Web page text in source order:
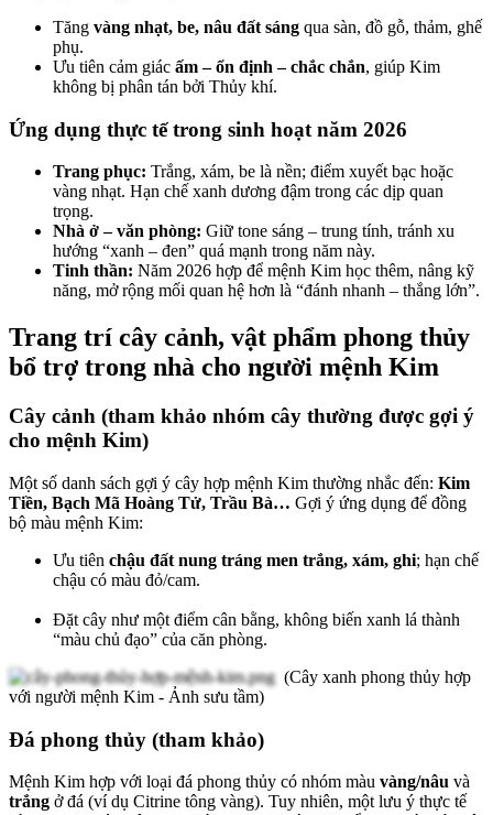
Tăng vàng nhạt, be, nâu đất sáng qua sàn, đồ gỗ, thảm, ghế
phụ.
Ưu tiên cảm giác ấm – ổn định – chắc chắn, giúp Kim
không bị phân tán bởi Thủy khí.
Ứng dụng thực tế trong sinh hoạt năm 2026
Trang phục: Trắng, xám, be là nền; điểm xuyết bạc hoặc
vàng nhạt. Hạn chế xanh dương đậm trong các dịp quan
trọng.
Nhà ở – văn phòng: Giữ tone sáng – trung tính, tránh xu
hướng “xanh – đen” quá mạnh trong năm này.
Tinh thần: Năm 2026 hợp để mệnh Kim học thêm, nâng kỹ
năng, mở rộng mối quan hệ hơn là “đánh nhanh – thắng lớn”.
Trang trí cây cảnh, vật phẩm phong thủy
bổ trợ trong nhà cho người mệnh Kim
Cây cảnh (tham khảo nhóm cây thường được gợi ý
cho mệnh Kim)
Một số danh sách gợi ý cây hợp mệnh Kim thường nhắc đến: Kim
Tiền, Bạch Mã Hoàng Tử, Trầu Bà… Gợi ý ứng dụng để đồng
bộ màu mệnh Kim:
Ưu tiên chậu đất nung tráng men trắng, xám, ghi; hạn chế
chậu có màu đỏ/cam.
Đặt cây như một điểm cân bằng, không biến xanh lá thành
“màu chủ đạo” của căn phòng.
(Cây xanh phong thủy hợp
với người mệnh Kim - Ảnh sưu tầm)
Đá phong thủy (tham khảo)
Mệnh Kim hợp với loại đá phong thủy có nhóm màu vàng/nâu và
trắng ở đá (ví dụ Citrine tông vàng). Tuy nhiên, một lưu ý thực tế